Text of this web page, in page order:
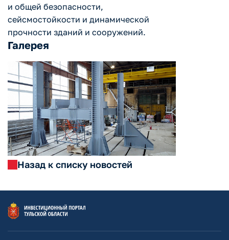
и общей безопасности,
сейсмостойкости и динамической
прочности зданий и сооружений.
Галерея
Назад к списку новостей